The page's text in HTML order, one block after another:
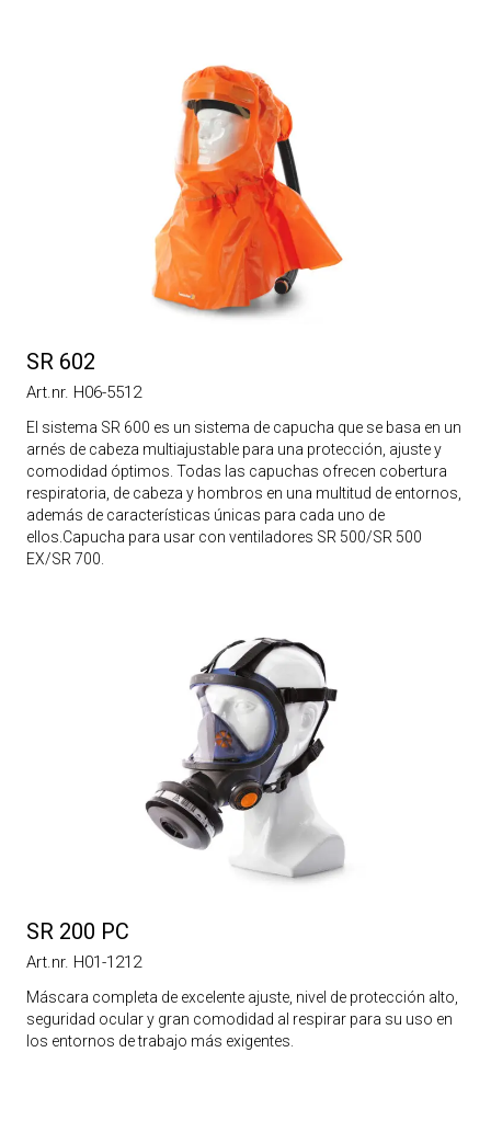
SR 602
Art.nr. H06-5512
El sistema SR 600 es un sistema de capucha que se basa en un
arnés de cabeza multiajustable para una protección, ajuste y
comodidad óptimos. Todas las capuchas ofrecen cobertura
respiratoria, de cabeza y hombros en una multitud de entornos,
además de características únicas para cada uno de
ellos.Capucha para usar con ventiladores SR 500/SR 500
EX/SR 700.
SR 200 PC
Art.nr. H01-1212
Máscara completa de excelente ajuste, nivel de protección alto,
seguridad ocular y gran comodidad al respirar para su uso en
los entornos de trabajo más exigentes.